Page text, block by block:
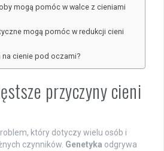
mogą pomóc w walce z cieniami
mogą pomóc w redukcji cieni
na cienie pod oczami?
przyczyny cieni
który dotyczy wielu osób i
czynników. Genetyka odgrywa